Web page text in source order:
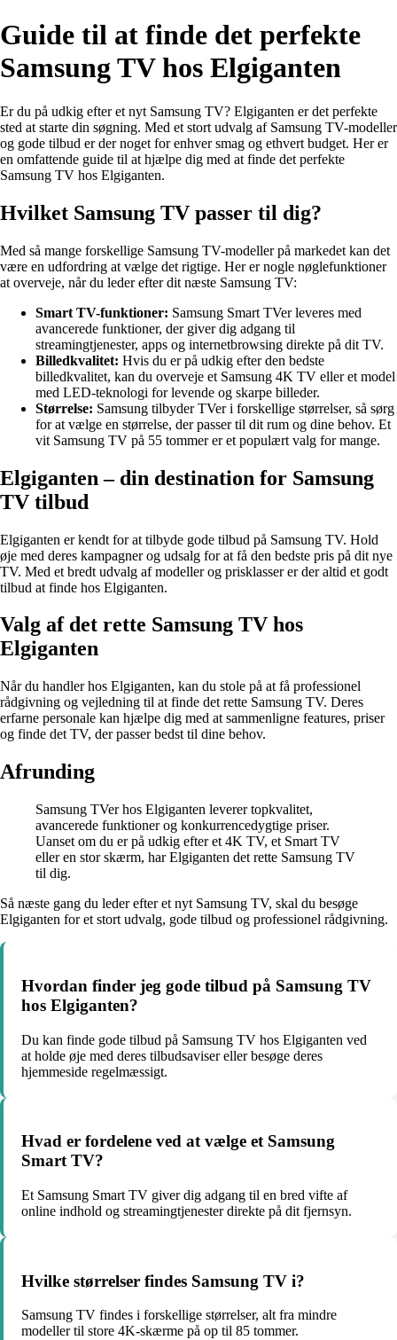
Guide til at finde det perfekte
Samsung TV hos Elgiganten
Er du på udkig efter et nyt Samsung TV? Elgiganten er det perfekte
sted at starte din søgning. Med et stort udvalg af Samsung TV-modeller
og gode tilbud er der noget for enhver smag og ethvert budget. Her er
en omfattende guide til at hjælpe dig med at finde det perfekte
Samsung TV hos Elgiganten.
Hvilket Samsung TV passer til dig?
Med så mange forskellige Samsung TV-modeller på markedet kan det
være en udfordring at vælge det rigtige. Her er nogle nøglefunktioner
at overveje, når du leder efter dit næste Samsung TV:
Smart TV-funktioner: Samsung Smart TVer leveres med
avancerede funktioner, der giver dig adgang til
streamingtjenester, apps og internetbrowsing direkte på dit TV.
Billedkvalitet: Hvis du er på udkig efter den bedste
billedkvalitet, kan du overveje et Samsung 4K TV eller et model
med LED-teknologi for levende og skarpe billeder.
Størrelse: Samsung tilbyder TVer i forskellige størrelser, så sørg
for at vælge en størrelse, der passer til dit rum og dine behov. Et
vit Samsung TV på 55 tommer er et populært valg for mange.
Elgiganten – din destination for Samsung
TV tilbud
Elgiganten er kendt for at tilbyde gode tilbud på Samsung TV. Hold
øje med deres kampagner og udsalg for at få den bedste pris på dit nye
TV. Med et bredt udvalg af modeller og prisklasser er der altid et godt
tilbud at finde hos Elgiganten.
Valg af det rette Samsung TV hos
Elgiganten
Når du handler hos Elgiganten, kan du stole på at få professionel
rådgivning og vejledning til at finde det rette Samsung TV. Deres
erfarne personale kan hjælpe dig med at sammenligne features, priser
og finde det TV, der passer bedst til dine behov.
Afrunding
Samsung TVer hos Elgiganten leverer topkvalitet,
avancerede funktioner og konkurrencedygtige priser.
Uanset om du er på udkig efter et 4K TV, et Smart TV
eller en stor skærm, har Elgiganten det rette Samsung TV
til dig.
Så næste gang du leder efter et nyt Samsung TV, skal du besøge
Elgiganten for et stort udvalg, gode tilbud og professionel rådgivning.
Hvordan finder jeg gode tilbud på Samsung TV
hos Elgiganten?
Du kan finde gode tilbud på Samsung TV hos Elgiganten ved
at holde øje med deres tilbudsaviser eller besøge deres
hjemmeside regelmæssigt.
Hvad er fordelene ved at vælge et Samsung
Smart TV?
Et Samsung Smart TV giver dig adgang til en bred vifte af
online indhold og streamingtjenester direkte på dit fjernsyn.
Hvilke størrelser findes Samsung TV i?
Samsung TV findes i forskellige størrelser, alt fra mindre
modeller til store 4K-skærme på op til 85 tommer.